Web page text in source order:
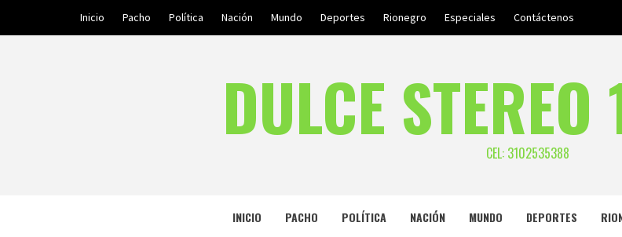
Inicio Pacho Política Nación Mundo Deportes Rionegro Especiales Contáctenos
DULCE
CEL: 3102535388
INICIO PACHO POLÍTICA NACIÓN MUNDO DEPORTES